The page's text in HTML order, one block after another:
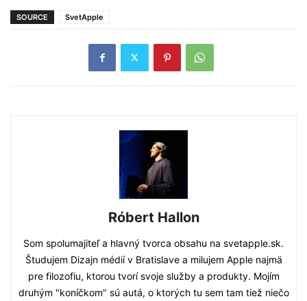
SOURCE SvetApple
Róbert Hallon
Som spolumajiteľ a hlavný tvorca obsahu na svetapple.sk.
Študujem Dizajn médií v Bratislave a milujem Apple najmä
pre filozofiu, ktorou tvorí svoje služby a produkty. Mojím
druhým "koníčkom" sú autá, o ktorých tu sem tam tiež niečo